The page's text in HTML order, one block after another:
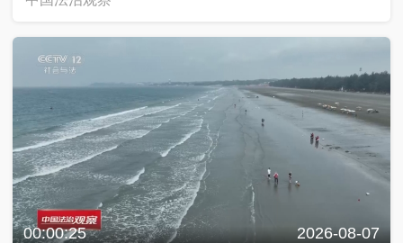
00:00:25 2026-08-07